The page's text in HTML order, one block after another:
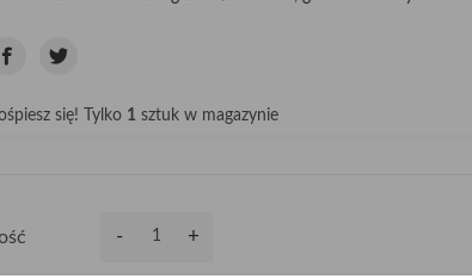
się! Tylko 1 sztuk w magazynie
- +